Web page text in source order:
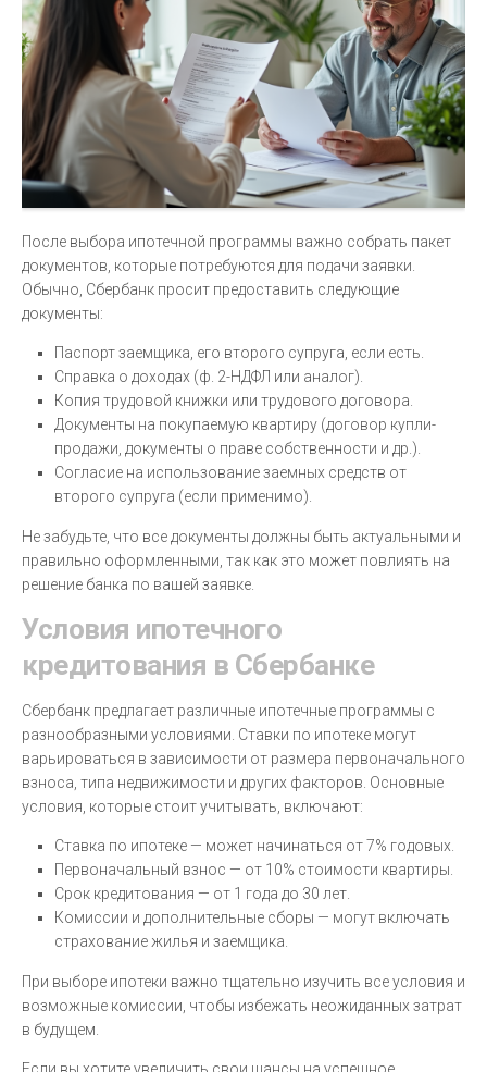
После выбора ипотечной программы важно собрать пакет
документов, которые потребуются для подачи заявки.
Обычно, Сбербанк просит предоставить следующие
документы:
Паспорт заемщика, его второго супруга, если есть.
Справка о доходах (ф. 2-НДФЛ или аналог).
Копия трудовой книжки или трудового договора.
Документы на покупаемую квартиру (договор купли-
продажи, документы о праве собственности и др.).
Согласие на использование заемных средств от
второго супруга (если применимо).
Не забудьте, что все документы должны быть актуальными и
правильно оформленными, так как это может повлиять на
решение банка по вашей заявке.
Условия ипотечного
кредитования в Сбербанке
Сбербанк предлагает различные ипотечные программы с
разнообразными условиями. Ставки по ипотеке могут
варьироваться в зависимости от размера первоначального
взноса, типа недвижимости и других факторов. Основные
условия, которые стоит учитывать, включают:
Ставка по ипотеке — может начинаться от 7% годовых.
Первоначальный взнос — от 10% стоимости квартиры.
Срок кредитования — от 1 года до 30 лет.
Комиссии и дополнительные сборы — могут включать
страхование жилья и заемщика.
При выборе ипотеки важно тщательно изучить все условия и
возможные комиссии, чтобы избежать неожиданных затрат
в будущем.